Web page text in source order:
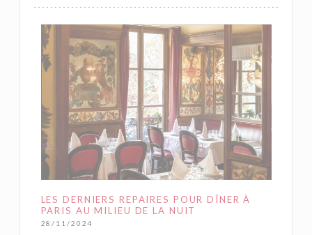
LES DERNIERS REPAIRES POUR DÎNER À
PARIS AU MILIEU DE LA NUIT
28/11/2024